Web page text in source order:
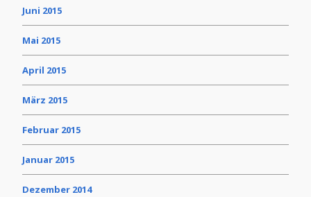
Juni 2015
Mai 2015
April 2015
März 2015
Februar 2015
Januar 2015
Dezember 2014